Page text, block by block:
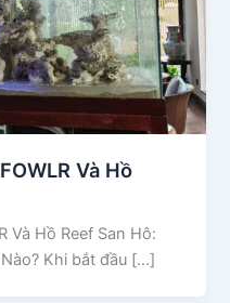
Và Hồ
Và Hồ Reef San Hô:
Khi bắt đầu […]